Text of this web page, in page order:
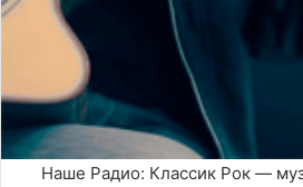
Наше Радио: Классик Рок —